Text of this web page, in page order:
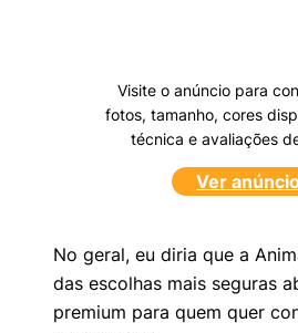
Visite o anúncio para
fotos, tamanho, cores
técnica e avaliações
Ver
No geral, eu diria que a
das escolhas mais seguras
premium para quem quer